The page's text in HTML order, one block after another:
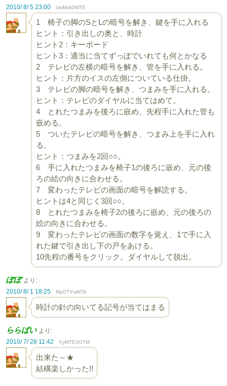
2010/ 8/ 5 23:00
UwMzk0MTE
1 椅子の脚のSとLの暗号を解き、鍵を手に入れる
ヒント：引き出しの奥と、時計
ヒント2：キーボード
ヒント3：適当に当てずっぽでいれても何とかなる
2 テレビの左横の暗号を解き、管を手に入れる。
ヒント：片方のイスの左側についている仕掛。
3 テレビの脚の暗号を解き、つまみを手に入れる。
ヒント：テレビのダイヤルに当てはめて。
4 とれたつまみを後ろに嵌め、先程手に入れた管も
嵌める。
5 ついたテレビの暗号を解き、つまみ上を手に入れ
る。
ヒント：つまみを2回○○。
6 手に入れたつまみを椅子1の後ろに嵌め、元の後
ろの絵の向きに合わせる。
7 変わったテレビの画面の暗号を解読する。
ヒントは4と同じく3回○○。
8 とれたつまみを椅子2の後ろに嵌め、元の後ろの
絵の向きに合わせる。
9 変わったテレビの画面の数字を覚え、1で手に入
れた鍵で引き出し下の戸をあける。
10先程の番号をクリック。ダイヤルして脱出。
ぽぽ より:
2010/ 8/ 1 18:25
MyOTYwMTA
時計の針の向いてる記号が当てはまる
ららばい より:
2010/ 7/ 28 11:42
YyMTE3OTM
出来た～★
結構楽しかった!!